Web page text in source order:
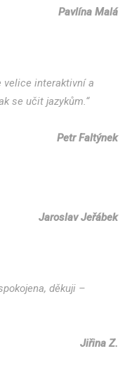
Pavlína Malá
velice interaktivní a
se učit jazykům.“
Petr Faltýnek
Jaroslav Jeřábek
děkuji –
Jiřina Z.